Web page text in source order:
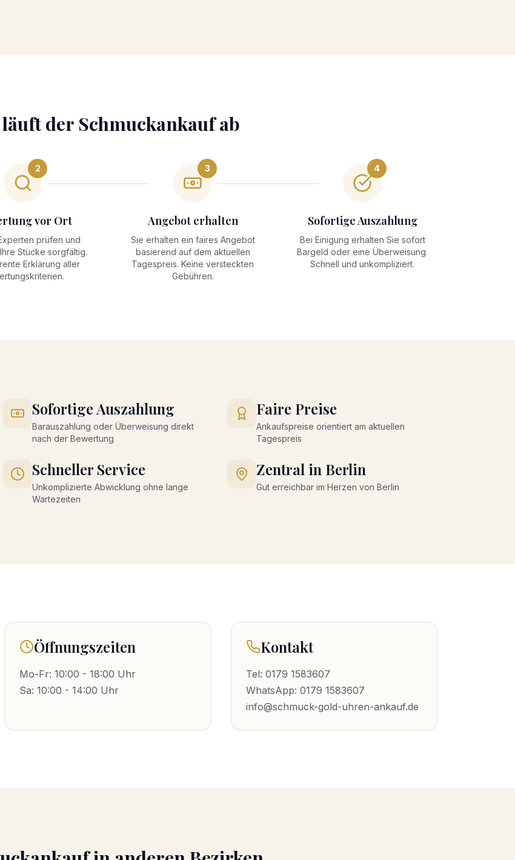
läuft der Schmuckankaufab
2
vor Ort
prüfen und
Stücke sorgfältig.
Erklärung aller
3
Angebot erhalten
Sie erhalten ein faires Angebot
basierend auf dem aktuellen
Tagespreis. Keine versteckten
Gebühren.
4
Sofortige Auszahlung
Bei Einigung erhalten Sie sofort
Bargeld oder eine Überweisung.
Schnell und unkompliziert.
Sofortige Auszahlung
Barauszahlung oder Überweisung direkt
nach der Bewertung
Faire Preise
Ankaufspreise orientiert am aktuellen
Tagespreis
Schneller Service
Unkomplizierte Abwicklung ohne lange
Wartezeiten
Zentral in Berlin
Gut erreichbar im Herzen von Berlin
Öffnungszeiten
Mo-Fr: 10:00 - 18:00 Uhr
Sa: 10:00 - 14:00 Uhr
Kontakt
Tel: 0179 1583607
WhatsApp: 0179 1583607
info@schmuck-gold-uhren-ankauf.de